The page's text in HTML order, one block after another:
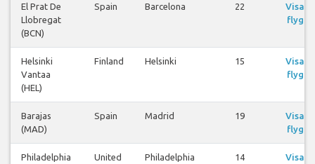
El Prat De
Llobregat
(BCN)
Spain Barcelona 22
Visa
flyg
Helsinki
Vantaa
(HEL)
Finland Helsinki 15
Visa
flyg
Barajas
(MAD)
Spain Madrid 19
Visa
flyg
Philadelphia
United
Philadelphia 14
Visa